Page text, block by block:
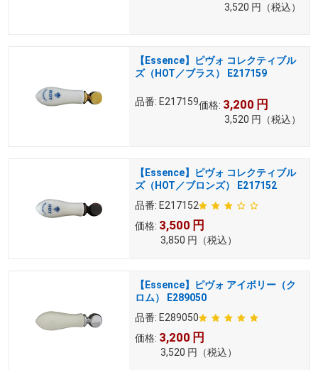
3,520 円 （税込）
【Essence】ピヴォ コレクティブル
ズ（HOT／ブラス） E217159
品番: E217159価格: 3,200 円
3,520 円 （税込）
【Essence】ピヴォ コレクティブル
ズ（HOT／ブロンズ） E217152
品番: E217152
価格: 3,500 円
3,850 円 （税込）
【Essence】ピヴォ アイボリー（ク
ロム） E289050
品番: E289050
価格: 3,200 円
3,520 円 （税込）